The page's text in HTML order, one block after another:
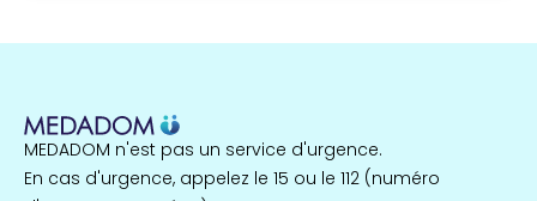
MEDADOM n'est pas un service d'urgence.
En cas d'urgence, appelez le 15 ou le 112 (numéro